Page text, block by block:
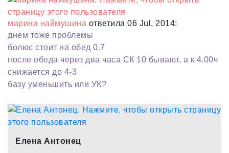
марина наймушина ответила 06 Jul, 2014:
днем тоже проблемы
болюс стоит на обед 0.7
после обеда через два часа СК 10 бывают, а к 4.00ч
снижается до 4-3
базу уменьшить или УК?
Елена Антонец